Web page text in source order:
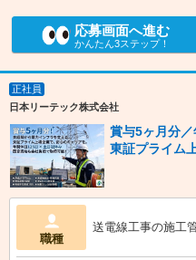
応募画面へ進む
かんたん3ステップ！
正社員
日本リーテック株式会社
賞与5ヶ月分
東証プライム
職種
送電線工事の施工